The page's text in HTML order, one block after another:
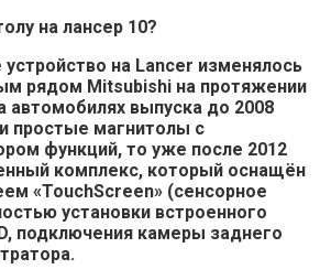
на Lancer изменялось
рядом Mitsubishi на протяжении
автомобилях выпуска до 2008
простые магнитолы с
функций, то уже после 2012
комплекс, который оснащён
«TouchScreen» (сенсорное
установки встроенного
подключения камеры заднего